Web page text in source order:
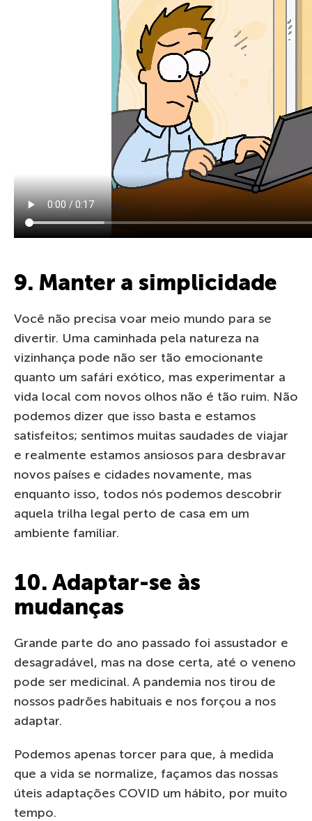
9. Manter a simplicidade
Você não precisa voar meio mundo para se
divertir. Uma caminhada pela natureza na
vizinhança pode não ser tão emocionante
quanto um safári exótico, mas experimentar a
vida local com novos olhos não é tão ruim. Não
podemos dizer que isso basta e estamos
satisfeitos; sentimos muitas saudades de viajar
e realmente estamos ansiosos para desbravar
novos países e cidades novamente, mas
enquanto isso, todos nós podemos descobrir
aquela trilha legal perto de casa em um
ambiente familiar.
10. Adaptar-se às
mudanças
Grande parte do ano passado foi assustador e
desagradável, mas na dose certa, até o veneno
pode ser medicinal. A pandemia nos tirou de
nossos padrões habituais e nos forçou a nos
adaptar.
Podemos apenas torcer para que, à medida
que a vida se normalize, façamos das nossas
úteis adaptações COVID um hábito, por muito
tempo.